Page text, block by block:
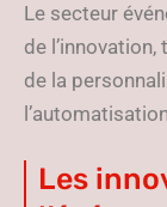
Le secteur
de
de la
Les